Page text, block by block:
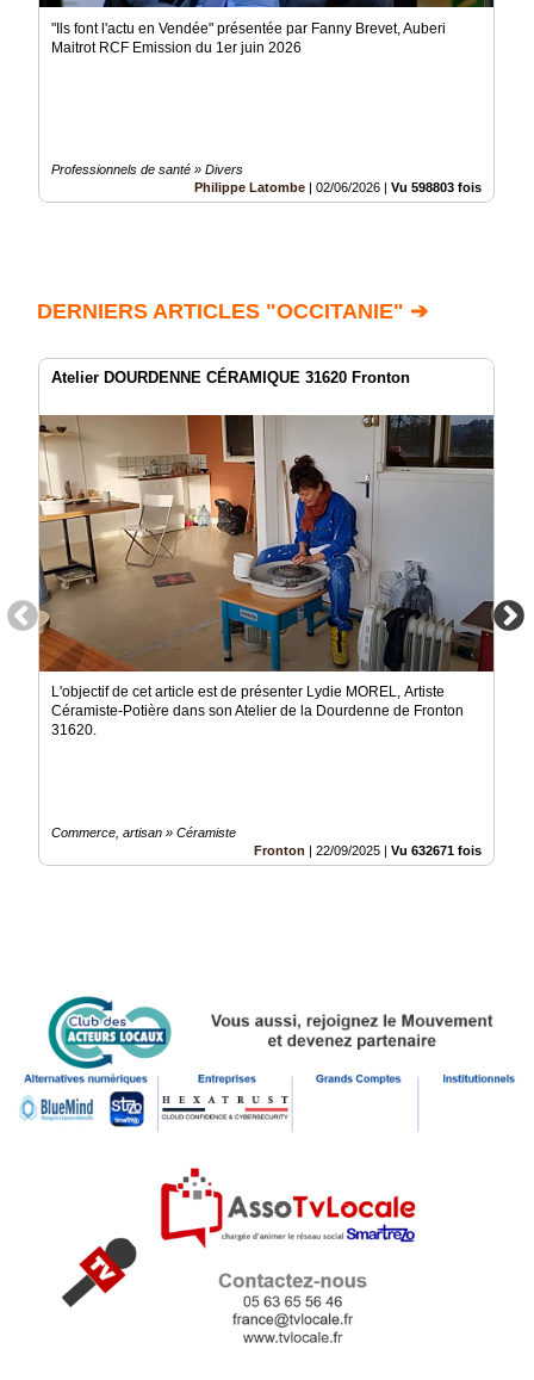
"Ils font l'actu en Vendée" présentée par Fanny Brevet, Auberi
Maitrot RCF Emission du 1er juin 2026
Professionnels de santé » Divers
Philippe Latombe | 02/06/2026 | Vu 598803 fois
DERNIERS ARTICLES "OCCITANIE" ➔
Atelier DOURDENNE CÉRAMIQUE 31620 Fronton
L'objectif de cet article est de présenter Lydie MOREL, Artiste
Céramiste-Potière dans son Atelier de la Dourdenne de Fronton
31620.
Commerce, artisan » Céramiste
Fronton | 22/09/2025 | Vu 632671 fois